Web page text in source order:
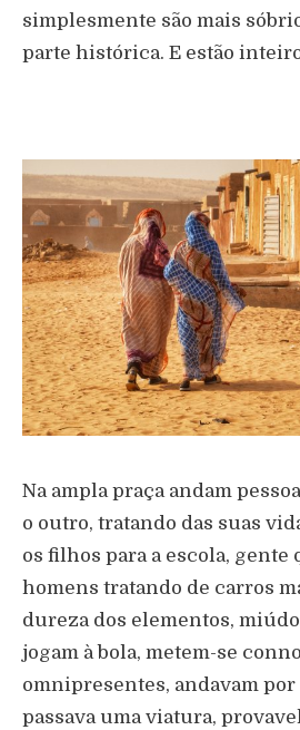
simplesmente são mais
parte histórica. E estão
Na ampla praça andam
o outro, tratando das suas
os filhos para a escola, gente
homens tratando de carros
dureza dos elementos,
jogam à bola, metem-se
omnipresentes, andavam por
passava uma viatura,